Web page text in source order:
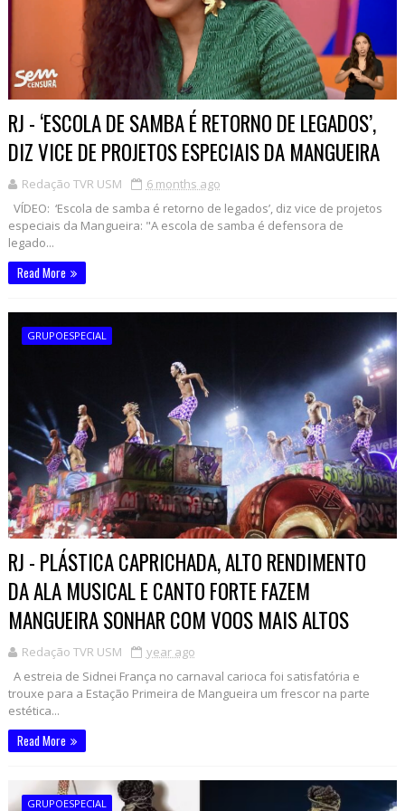
RJ - ‘ESCOLA DE SAMBA É RETORNO DE LEGADOS’,
DIZ VICE DE PROJETOS ESPECIAIS DA MANGUEIRA
Redação TVR USM
6 months ago
VÍDEO: ‘Escola de samba é retorno de legados’, diz vice de projetos
especiais da Mangueira: "A escola de samba é defensora de
legado...
Read More
GRUPOESPECIAL
RJ - PLÁSTICA CAPRICHADA, ALTO RENDIMENTO
DA ALA MUSICAL E CANTO FORTE FAZEM
MANGUEIRA SONHAR COM VOOS MAIS ALTOS
Redação TVR USM
year ago
A estreia de Sidnei França no carnaval carioca foi satisfatória e
trouxe para a Estação Primeira de Mangueira um frescor na parte
estética...
Read More
GRUPOESPECIAL